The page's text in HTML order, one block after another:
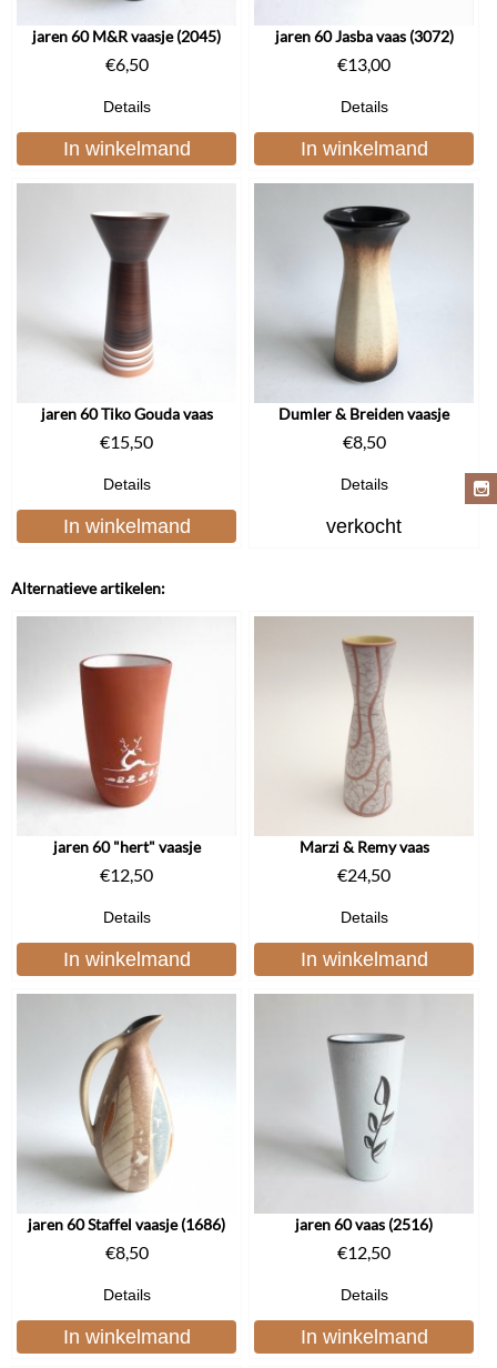
jaren 60 M&R vaasje (2045)
€6,50
Details
In winkelmand
jaren 60 Jasba vaas (3072)
€13,00
Details
In winkelmand
jaren 60 Tiko Gouda vaas
€15,50
Details
In winkelmand
Dumler & Breiden vaasje
€8,50
Details
verkocht
Alternatieve artikelen:
jaren 60 "hert" vaasje
€12,50
Details
In winkelmand
Marzi & Remy vaas
€24,50
Details
In winkelmand
jaren 60 Staffel vaasje (1686)
€8,50
Details
In winkelmand
jaren 60 vaas (2516)
€12,50
Details
In winkelmand